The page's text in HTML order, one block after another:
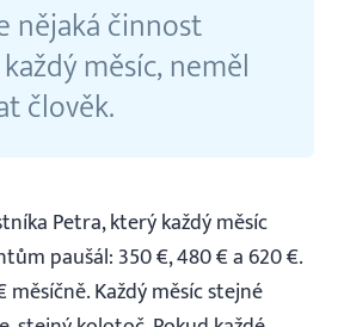
nějaká činnost
měsíc, neměl
člověk.
Petra, který každý měsíc
paušál: 350 €, 480 € a 620 €.
měsíčně. Každý měsíc stejné